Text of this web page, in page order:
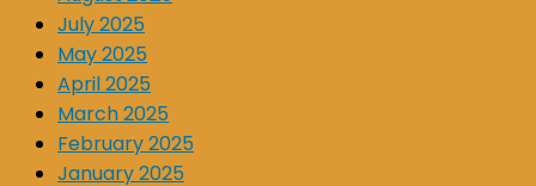
July 2025
May 2025
April 2025
March 2025
February 2025
January 2025